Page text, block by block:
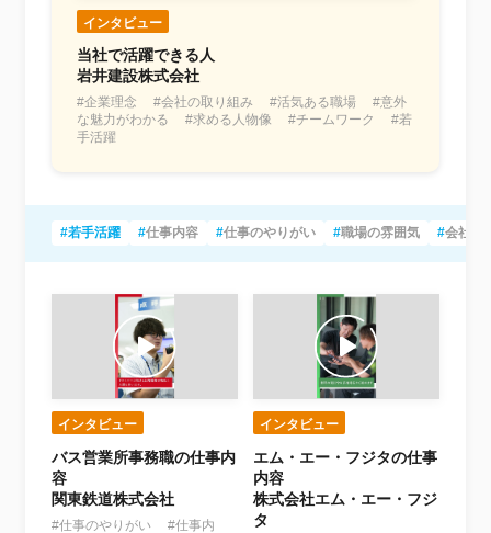
インタビュー
当社で活躍できる人
岩井建設株式会社
#企業理念 #会社の取り組み #活気ある職場 #意外
な魅力がわかる #求める人物像 #チームワーク #若
手活躍
#若手活躍 #仕事内容 #仕事のやりがい #職場の雰囲気 #会社の
インタビュー
バス営業所事務職の仕事内
容
関東鉄道株式会社
#仕事のやりがい #仕事内
インタビュー
エム・エー・フジタの仕事
内容
株式会社エム・エー・フジ
タ